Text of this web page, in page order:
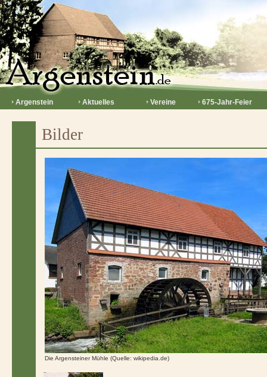
Argenstein Aktuelles Vereine 675-Jahr-Feier
Bilder
Die Argensteiner Mühle (Quelle: wikipedia.de)